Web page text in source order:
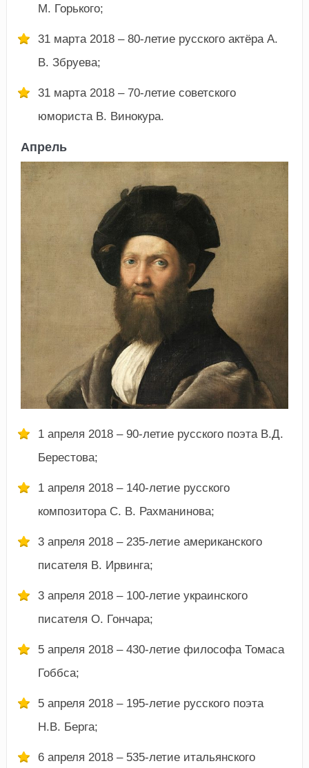
М. Горького;
31 марта 2018 – 80-летие русского актёра А.
В. Збруева;
31 марта 2018 – 70-летие советского
юмориста В. Винокура.
Апрель
1 апреля 2018 – 90-летие русского поэта В.Д.
Берестова;
1 апреля 2018 – 140-летие русского
композитора С. В. Рахманинова;
3 апреля 2018 – 235-летие американского
писателя В. Ирвинга;
3 апреля 2018 – 100-летие украинского
писателя О. Гончара;
5 апреля 2018 – 430-летие философа Томаса
Гоббса;
5 апреля 2018 – 195-летие русского поэта
Н.В. Берга;
6 апреля 2018 – 535-летие итальянского